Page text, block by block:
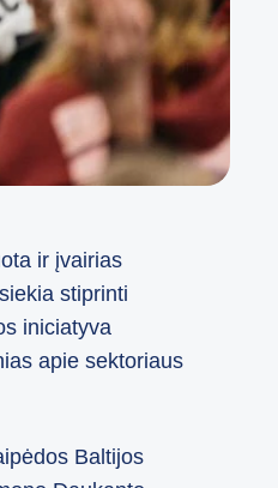
ir įvairias
stiprinti
iniciatyva
apie sektoriaus
Baltijos